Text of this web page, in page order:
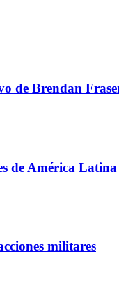
de Brendan
de América
militares